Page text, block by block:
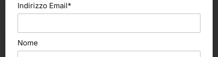
altri nostri prodotti
Indirizzo Email*
Nome